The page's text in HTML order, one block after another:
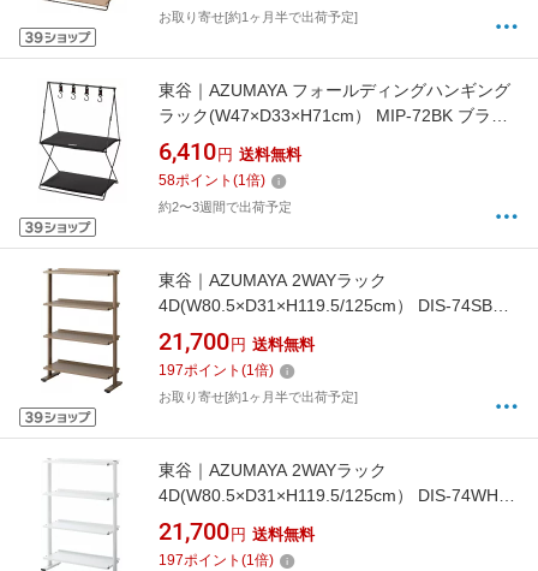
お取り寄せ[約1ヶ月半で出荷予定]
東谷｜AZUMAYA フォールディングハンギング
ラック(W47×D33×H71cm） MIP-72BK ブラッ
ク
6,410 円 送料無料
58ポイント (1倍)
約2〜3週間で出荷予定
東谷｜AZUMAYA 2WAYラック
4D(W80.5×D31×H119.5/125cm） DIS-74SBR
スモークブラウン
21,700 円 送料無料
197ポイント (1倍)
お取り寄せ[約1ヶ月半で出荷予定]
東谷｜AZUMAYA 2WAYラック
4D(W80.5×D31×H119.5/125cm） DIS-74WH
ホワイト
21,700 円 送料無料
197ポイント (1倍)